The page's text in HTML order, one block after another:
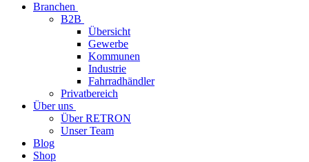
Branchen
B2B
Übersicht
Gewerbe
Kommunen
Industrie
Fahrradhändler
Privatbereich
Über uns
Über RETRON
Unser Team
Blog
Shop